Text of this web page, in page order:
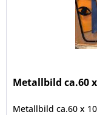
Metallbild ca.60
Metallbild ca.60 x